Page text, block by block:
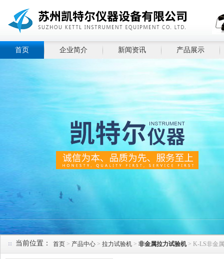
首页 企业简介 新闻资讯 产品展示
当前位置： 首页 > 产品中心 > 拉力试验机 > 非金属拉力试验机> K-LS非金